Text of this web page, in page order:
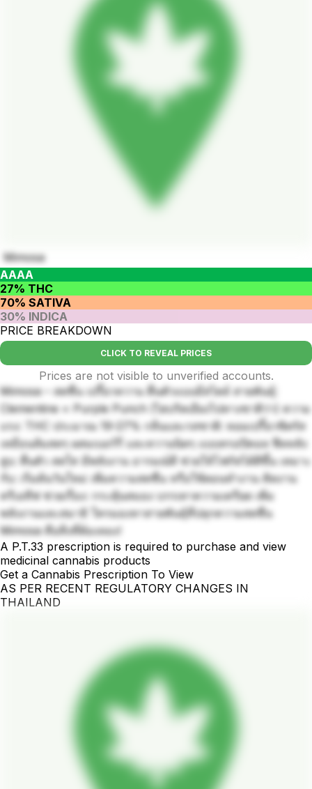
Mimosa
AAAA
27% THC
70% SATIVA
30% INDICA
PRICE BREAKDOWN
CLICK TO REVEAL PRICES
Prices are not visible to unverified accounts.
Mimosa – สดชื่น เปรี้ยวหวาน ตื่นตัวแบบมีสไตล์ สายพันธุ์:
Clementine × Purple Punch (ไฮบริดเอียงไปทางซาติว่า) ความ
แรง: THC ประมาณ 19-27% กลิ่นและรสชาติ: หอมเปรี้ยวซิตรัส
เหมือนส้มสดๆ ผสมเบอร์รี่ และหวานนิดๆ แบบทรอปิคอล ฟีลหลัง
สูบ: ตื่นตัว สดใส มีพลังงาน อารมณ์ดี ช่วยให้โฟกัสได้ดีขึ้น เหมาะ
กับ: เริ่มต้นวันใหม่ เพิ่มความสดชื่น หรือใช้ตอนทำงาน คิดงาน
ครีเอทีฟ ช่วยเรื่อง: กระตุ้นสมอง บรรเทาความเครียด เพิ่ม
พลังงานและสมาธิ ใครมองหาสายพันธุ์ที่ปลุกความสดชื่น
Mimosa คือสิ่งที่ต้องลอง!
A P.T.33 prescription is required to purchase and view
medicinal cannabis products
Get a Cannabis Prescription To View
AS PER RECENT REGULATORY CHANGES IN
THAILAND